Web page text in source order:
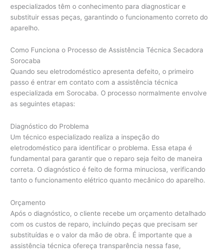
especializados têm o conhecimento para diagnosticar e
substituir essas peças, garantindo o funcionamento correto do
aparelho.
Como Funciona o Processo de Assistência Técnica Secadora
Sorocaba
Quando seu eletrodoméstico apresenta defeito, o primeiro
passo é entrar em contato com a assistência técnica
especializada em Sorocaba. O processo normalmente envolve
as seguintes etapas:
Diagnóstico do Problema
Um técnico especializado realiza a inspeção do
eletrodoméstico para identificar o problema. Essa etapa é
fundamental para garantir que o reparo seja feito de maneira
correta. O diagnóstico é feito de forma minuciosa, verificando
tanto o funcionamento elétrico quanto mecânico do aparelho.
Orçamento
Após o diagnóstico, o cliente recebe um orçamento detalhado
com os custos de reparo, incluindo peças que precisam ser
substituídas e o valor da mão de obra. É importante que a
assistência técnica ofereça transparência nessa fase,